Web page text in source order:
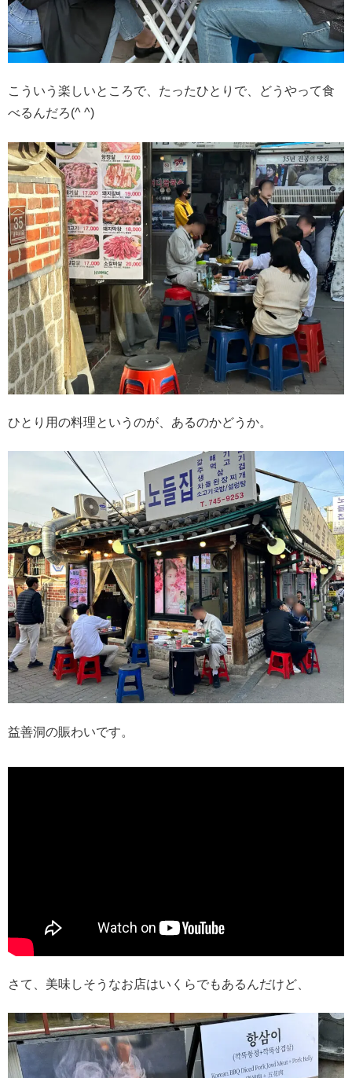
こういう楽しいところで、たったひとりで、どうやって食
べるんだろ(^ ^)
ひとり用の料理というのが、あるのかどうか。
益善洞の賑わいです。
さて、美味しそうなお店はいくらでもあるんだけど、